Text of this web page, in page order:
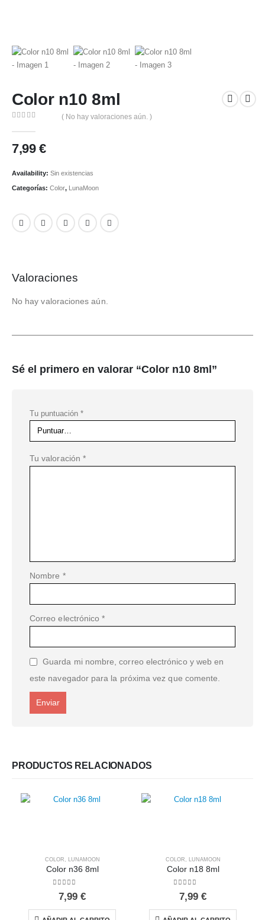
Color n10 8ml
( No hay valoraciones aún. )
7,99 €
Availability: Sin existencias
Categorías: Color, LunaMoon
Valoraciones
No hay valoraciones aún.
Sé el primero en valorar “Color n10 8ml”
Tu puntuación *
Tu valoración *
Nombre *
Correo electrónico*
Guarda mi nombre, correo electrónico y web en
este navegador para la próxima vez que comente.
PRODUCTOS RELACIONADOS
COLOR LUNAMOON
Color n36 8ml
out of 5
7,99 €
COLOR LUNAMOON
Color n18 8ml
out of 5
7,99 €